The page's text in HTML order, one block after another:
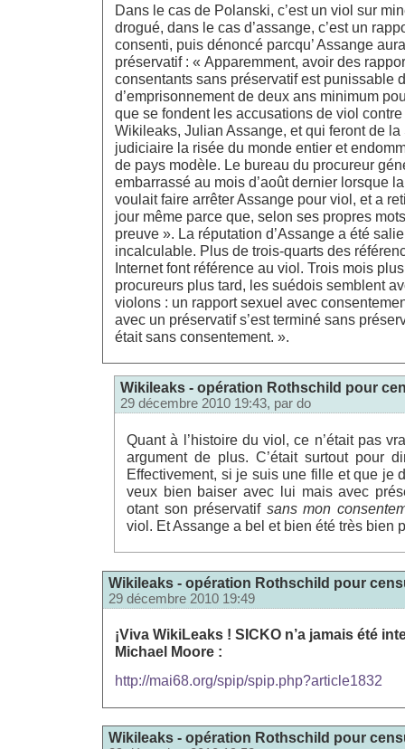
Dans le cas de Polanski, c’est un viol sur
drogué, dans le cas d’assange, c’est un
consenti, puis dénoncé parcqu’ Assange
préservatif : « Apparemment, avoir des
consentants sans préservatif est punissable
d’emprisonnement de deux ans minimum
que se fondent les accusations de viol
Wikileaks, Julian Assange, et qui feront de
judiciaire la risée du monde entier et
de pays modèle. Le bureau du procureur
embarrassé au mois d’août dernier lorsque
voulait faire arrêter Assange pour viol, et a
jour même parce que, selon ses propres
preuve ». La réputation d’Assange a été
incalculable. Plus de trois-quarts des
Internet font référence au viol. Trois mois
procureurs plus tard, les suédois semblent
violons : un rapport sexuel avec
avec un préservatif s’est terminé sans
était sans consentement. ».
Wikileaks - opération Rothschild pour
29 décembre 2010 19:43, par do
Quant à l’histoire du viol, ce n’était pas
argument de plus. C’était surtout pour
Effectivement, si je suis une fille et que je
veux bien baiser avec lui mais avec
otant son préservatif sans mon
viol. Et Assange a bel et bien été très bien
Wikileaks - opération Rothschild pour
29 décembre 2010 19:49
¡Viva WikiLeaks ! SICKO n’a jamais été
Michael Moore :
http://mai68.org/spip/spip.php?article1832
Wikileaks - opération Rothschild pour